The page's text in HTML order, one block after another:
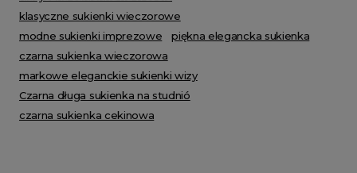
klasyczne sukienki wieczorowe
modne sukienki imprezowe
piękna elegancka sukienka
czarna sukienka wieczorowa
markowe eleganckie sukienki wizy
Czarna długa sukienka na studnió
czarna sukienka cekinowa